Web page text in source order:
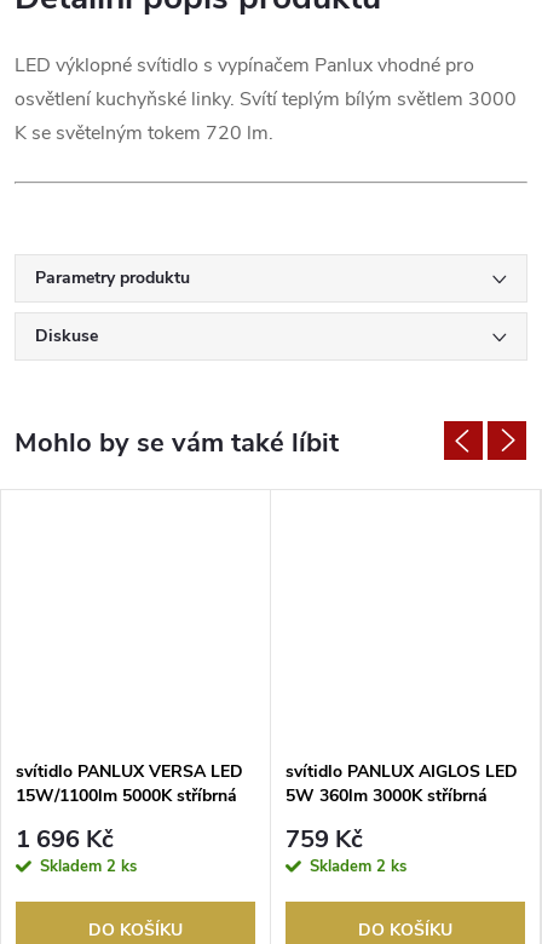
LED výklopné svítidlo s vypínačem Panlux vhodné pro
osvětlení kuchyňské linky. Svítí teplým bílým světlem 3000
K se světelným tokem 720 lm.
Parametry produktu
Diskuse
svítidlo PANLUX VERSA LED
15W/1100lm 5000K stříbrná
1 696 Kč
Skladem 2 ks
DO KOŠÍKU
svítidlo PANLUX AIGLOS LED
5W 360lm 3000K stříbrná
759 Kč
Skladem 2 ks
DO KOŠÍKU